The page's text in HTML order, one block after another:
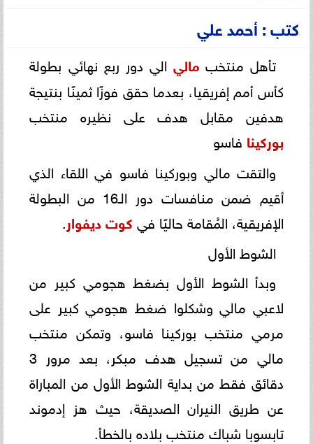
كتب : أحمد علي
تأهل منتخب ماليالي دور ربع نهائي بطولة
كأس أمم إفريقيا، بعدما حقق فوزًا ثمينًا بنتيجة
هدفين مقابل هدف على نظيره منتخب
بوركينا فاسو
والتقت مالي وبوركينا فاسو في اللقاء الذي
أقيم ضمن منافسات دور الـ16 من البطولة
الإفريقية، المُقامة حاليًا في كوت ديفوار
الشوط الأول
وبدأ الشوط الأول بضغط هجومي كبير من
لاعبي مالي وشكلوا ضغط هجومي كبير على
مرمي منتخب بوركينا فاسو، وتمكن منتخب
مالي من تسجيل هدف مبكر، بعد مرور 3
دقائق فقط من بداية الشوط الأول من المباراة
عن طريق النيران الصديقة، حيث هز إدموند
تابسوبا شباك منتخب بلاده بالخطأ.